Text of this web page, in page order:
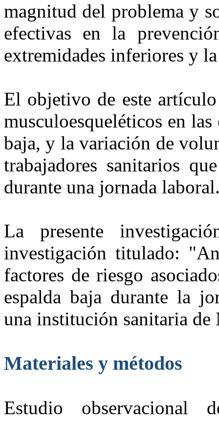
magnitud del problema y
efectivas en la
extremidades inferiores y
El objetivo de este
musculoesqueléticos en
baja, y la variación de
trabajadores sanitarios
durante una jornada
La presente
investigación titulado:
factores de riesgo
espalda baja durante la
una institución sanitaria
Materiales y métodos
Estudio observacional